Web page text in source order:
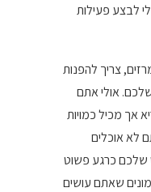
לבצע פעילות
צריך להפנות
אולי אתם
אך מכיל כמויות
לא אוכלים
שלכם כרגע פשוט
שאתם עושים